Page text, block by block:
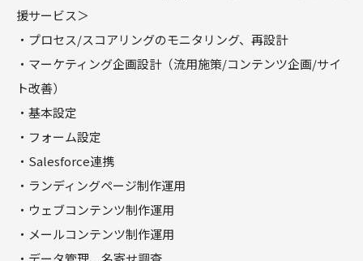
援サービス＞
・プロセス/スコアリングのモニタリング、再設計
・マーケティング企画設計（流用施策/コンテンツ企画/サイ
ト改善）
・基本設定
・フォーム設定
・Salesforce連携
・ランディングページ制作運用
・ウェブコンテンツ制作運用
・メールコンテンツ制作運用